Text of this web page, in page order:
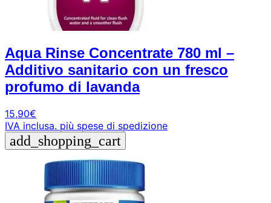
Aqua Rinse Concentrate 780 ml –
Additivo sanitario con un fresco
profumo di lavanda
15,90€
IVA inclusa. più spese di spedizione
add_shopping_cart